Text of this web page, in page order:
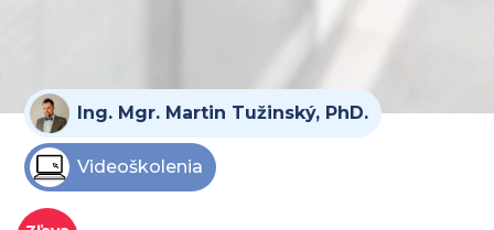
Ing. Mgr. Martin Tužinský, PhD.
Videoškolenia